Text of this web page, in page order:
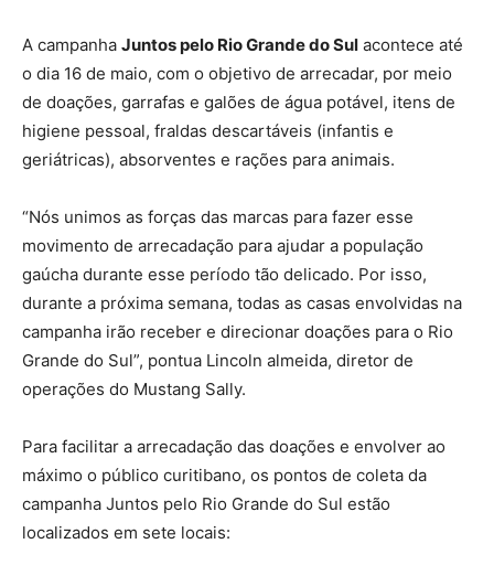
A campanha Juntos pelo Rio Grande do Sul acontece até
o dia 16 de maio, com o objetivo de arrecadar, por meio
de doações, garrafas e galões de água potável, itens de
higiene pessoal, fraldas descartáveis (infantis e
geriátricas), absorventes e rações para animais.
“Nós unimos as forças das marcas para fazer esse
movimento de arrecadação para ajudar a população
gaúcha durante esse período tão delicado. Por isso,
durante a próxima semana, todas as casas envolvidas na
campanha irão receber e direcionar doações para o Rio
Grande do Sul”, pontua Lincoln almeida, diretor de
operações do Mustang Sally.
Para facilitar a arrecadação das doações e envolver ao
máximo o público curitibano, os pontos de coleta da
campanha Juntos pelo Rio Grande do Sul estão
localizados em sete locais: